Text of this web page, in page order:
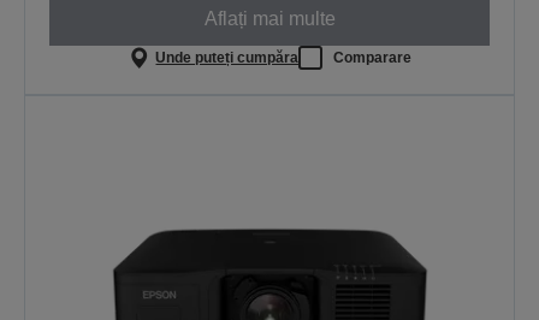
Aflați mai multe
Unde puteți cumpăra Comparare